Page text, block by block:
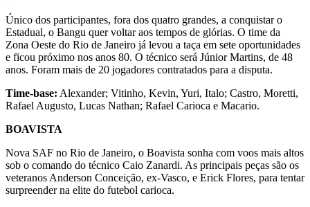
Único dos participantes, fora dos quatro grandes, a conquistar o
Estadual, o Bangu quer voltar aos tempos de glórias. O time da
Zona Oeste do Rio de Janeiro já levou a taça em sete oportunidades
e ficou próximo nos anos 80. O técnico será Júnior Martins, de 48
anos. Foram mais de 20 jogadores contratados para a disputa.
Time-base: Alexander; Vitinho, Kevin, Yuri, Italo; Castro, Moretti,
Rafael Augusto, Lucas Nathan; Rafael Carioca e Macario.
BOAVISTA
Nova SAF no Rio de Janeiro, o Boavista sonha com voos mais altos
sob o comando do técnico Caio Zanardi. As principais peças são os
veteranos Anderson Conceição, ex-Vasco, e Erick Flores, para tentar
surpreender na elite do futebol carioca.